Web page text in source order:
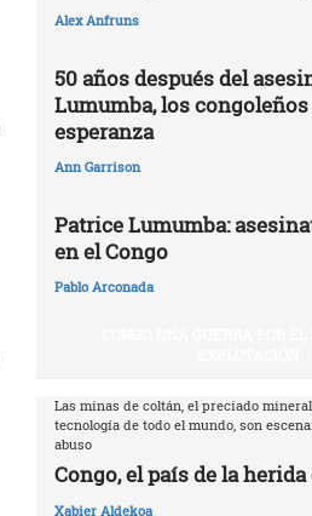
Alex Anfruns
50 años después del
Lumumba, los
esperanza
Ann Garrison
Patrice Lumumba:
en el Congo
Pablo Arconada
Las minas de coltán, el preciado
tecnología de todo el mundo, son
abuso
Congo, el país de la
Xabier Aldekoa